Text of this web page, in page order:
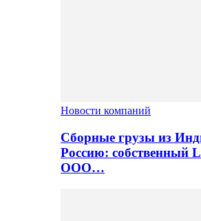
Новости компаний
Сборные грузы из
Россию: собственный
ООО…